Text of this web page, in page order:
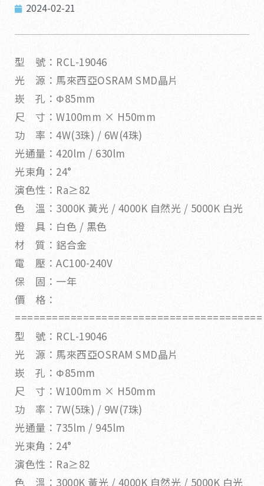
2024-02-21
型 號：RCL-19046
光 源：馬來西亞OSRAM SMD晶片
崁 孔：Φ85mm
尺 寸：W100mm × H50mm
功 率：4W(3珠) / 6W(4珠)
光通量：420lm / 630lm
光束角：24°
演色性：Ra≥82
色 溫：3000K 黃光 / 4000K 自然光 / 5000K 白光
燈 具：白色 / 黑色
材 質：鋁合金
電 壓：AC100-240V
保 固：一年
價 格：
========================================
型 號：RCL-19046
光 源：馬來西亞OSRAM SMD晶片
崁 孔：Φ85mm
尺 寸：W100mm × H50mm
功 率：7W(5珠) / 9W(7珠)
光通量：735lm / 945lm
光束角：24°
演色性：Ra≥82
色 溫：3000K 黃光 / 4000K 自然光 / 5000K 白光